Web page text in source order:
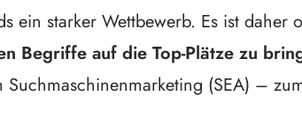
ein starker Wettbewerb. Es ist
Begriffe auf die Top-Plätze zu
(SEA) –